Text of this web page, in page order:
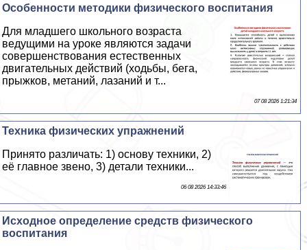
Особенности методики физического воспитания
Для младшего школьного возраста
ведущими на уроке являются задачи
совершенствования естественных
двигательных действий (ходьбы, бега,
прыжков, метаний, лазаний и т...
07 08 2026 1:21:34
Техника физических упражнений
Принято различать: 1) основу техники, 2)
её главное звено, 3) детали техники...
06 08 2026 14:33:46
Исходное определение средств физического
воспитания